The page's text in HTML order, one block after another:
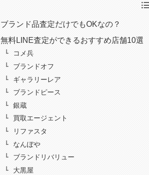
ブランド品査定だけでもOKなの？
無料LINE査定ができるおすすめ店舗10選
コメ兵
ブランドオフ
ギャラリーレア
ブランドピース
銀蔵
買取エージェント
リファスタ
なんぼや
ブランドリバリュー
大黒屋